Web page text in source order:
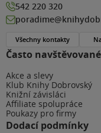
Často navštěvované
Akce a slevy
Klub Knihy Dobrovský
Knižní závisláci
Affiliate spolupráce
Poukazy pro firmy
Dodací podmínky
542 220 320
Všechny kontakty